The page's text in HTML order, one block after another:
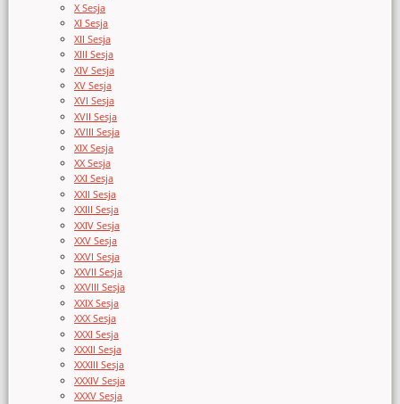
X Sesja
XI Sesja
XII Sesja
XIII Sesja
XIV Sesja
XV Sesja
XVI Sesja
XVII Sesja
XVIII Sesja
XIX Sesja
XX Sesja
XXI Sesja
XXII Sesja
XXIII Sesja
XXIV Sesja
XXV Sesja
XXVI Sesja
XXVII Sesja
XXVIII Sesja
XXIX Sesja
XXX Sesja
XXXI Sesja
XXXII Sesja
XXXIII Sesja
XXXIV Sesja
XXXV Sesja